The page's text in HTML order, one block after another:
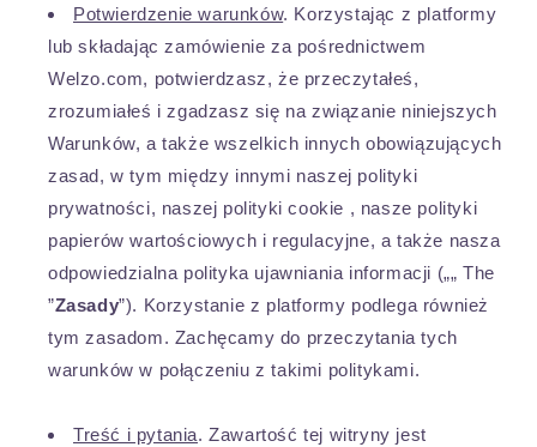
Potwierdzenie warunków. Korzystając z platformy
lub składając zamówienie za pośrednictwem
Welzo.com, potwierdzasz, że przeczytałeś,
zrozumiałeś i zgadzasz się na związanie niniejszych
Warunków, a także wszelkich innych obowiązujących
zasad, w tym między innymi naszej polityki
prywatności, naszej polityki cookie , nasze polityki
papierów wartościowych i regulacyjne, a także nasza
odpowiedzialna polityka ujawniania informacji („„ The
”Zasady”). Korzystanie z platformy podlega również
tym zasadom. Zachęcamy do przeczytania tych
warunków w połączeniu z takimi politykami.
Treść i pytania. Zawartość tej witryny jest